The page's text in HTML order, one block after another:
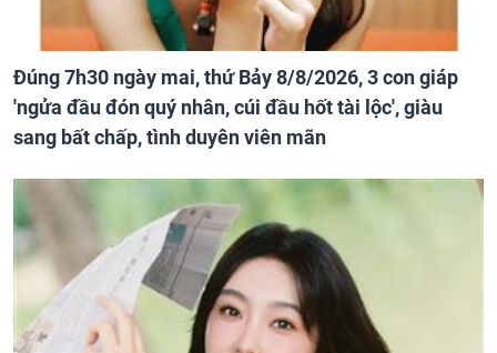
Đúng 7h30 ngày mai, thứ Bảy 8/8/2026, 3 con giáp
'ngửa đầu đón quý nhân, cúi đầu hốt tài lộc', giàu
sang bất chấp, tình duyên viên mãn